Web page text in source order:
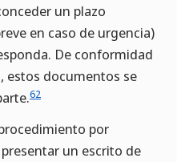
un plazo
en caso de urgencia)
De conformidad
estos documentos se
62
por
un escrito de